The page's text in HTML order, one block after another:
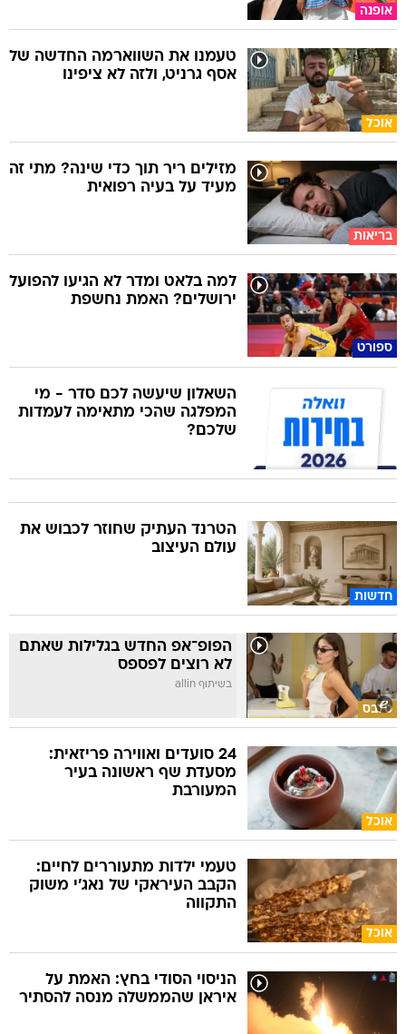
אופנה
אוכל
טעמנו את השווארמה החדשה של
אסף גרניט, ולזה לא ציפינו
בריאות
מזילים ריר תוך כדי שינה? מתי זה
מעיד על בעיה רפואית
ספורט
למה בלאט ומדר לא הגיעו להפועל
ירושלים? האמת נחשפת
השאלון שיעשה לכם סדר - מי
המפלגה שהכי מתאימה לעמדות
שלכם?
חדשות
הטרנד העתיק שחוזר לכבוש את
עולם העיצוב
סלבס
הפופ־אפ החדש בגלילות שאתם
לא רוצים לפספס
בשיתוף allin
אוכל
24 סועדים ואווירה פריזאית:
מסעדת שף ראשונה בעיר
המעורבת
אוכל
טעמי ילדות מתעוררים לחיים:
הקבב העיראקי של נאג׳י משוק
התקווה
הניסוי הסודי בחץ: האמת על
איראן שהממשלה מנסה להסתיר